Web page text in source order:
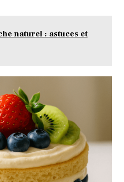
naturel : astuces et